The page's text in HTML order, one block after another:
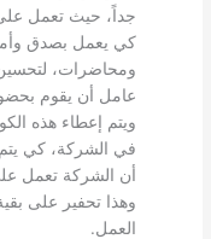
جداً، حيث تعمل
كي يعمل بصدق
ومحاضرات،
عامل أن يقوم
ويتم إعطاء هذه
في الشركة، كي
أن الشركة تعمل
وهذا تحفير على
العمل.